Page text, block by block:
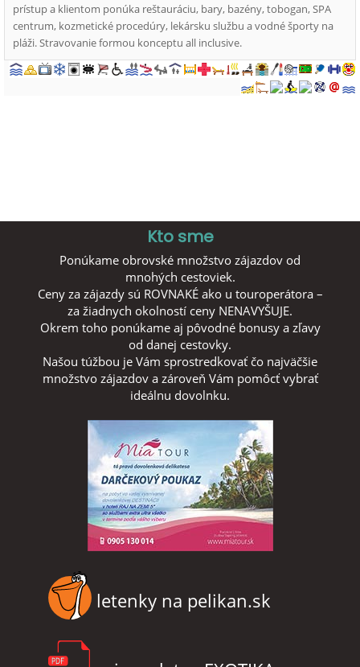
prístup a klientom ponúka reštauráciu, bary, bazény, tobogan, SPA
centrum, kozmetické procedúry, lekársku službu a vodné športy na
pláži. Stravovanie formou konceptu all inclusive.
Kto sme
Ponúkame obrovské množstvo zájazdov od
mnohých cestoviek.
Ceny za zájazdy sú ROVNAKÉ ako u touroperátora –
za žiadnych okolností ceny NENAVYŠUJE.
Okrem toho ponúkame aj pôvodné bonusy a zľavy
od danej cestovky.
Našou túžbou je Vám sprostredkovať čo najväčšie
množstvo zájazdov a zároveň Vám pomôcť vybrať
ideálnu dovolnku.
letenky na pelikan.sk